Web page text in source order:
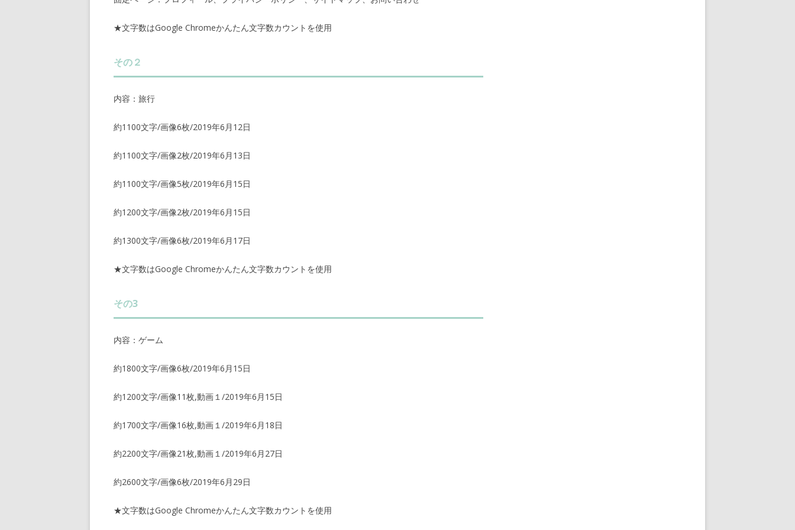
★文字数はGoogle Chromeかんたん文字数カウントを使用
その２
内容：旅行
約1100文字/画像6枚/2019年6月12日
約1100文字/画像2枚/2019年6月13日
約1100文字/画像5枚/2019年6月15日
約1200文字/画像2枚/2019年6月15日
約1300文字/画像6枚/2019年6月17日
★文字数はGoogle Chromeかんたん文字数カウントを使用
その3
内容：ゲーム
約1800文字/画像6枚/2019年6月15日
約1200文字/画像11枚,動画１/2019年6月15日
約1700文字/画像16枚,動画１/2019年6月18日
約2200文字/画像21枚,動画１/2019年6月27日
約2600文字/画像6枚/2019年6月29日
★文字数はGoogle Chromeかんたん文字数カウントを使用